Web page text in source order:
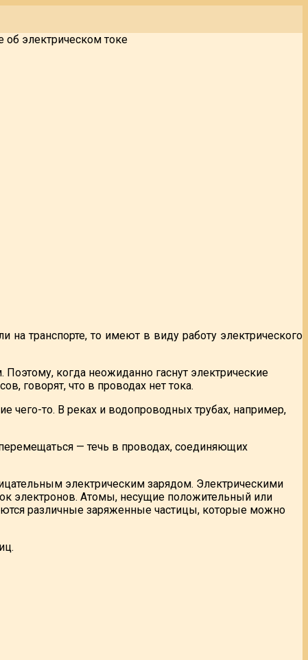
об электрическом токе
на транспорте, то имеют в виду работу электрического
когда неожиданно гаснут электрические
говорят, что в проводах нет тока.
чего-то. В реках и водопроводных трубах, например,
— течь в проводах, соединяющих
электрическим зарядом. Электрическими
электронов. Атомы, несущие положительный или
различные заряженные частицы, которые можно